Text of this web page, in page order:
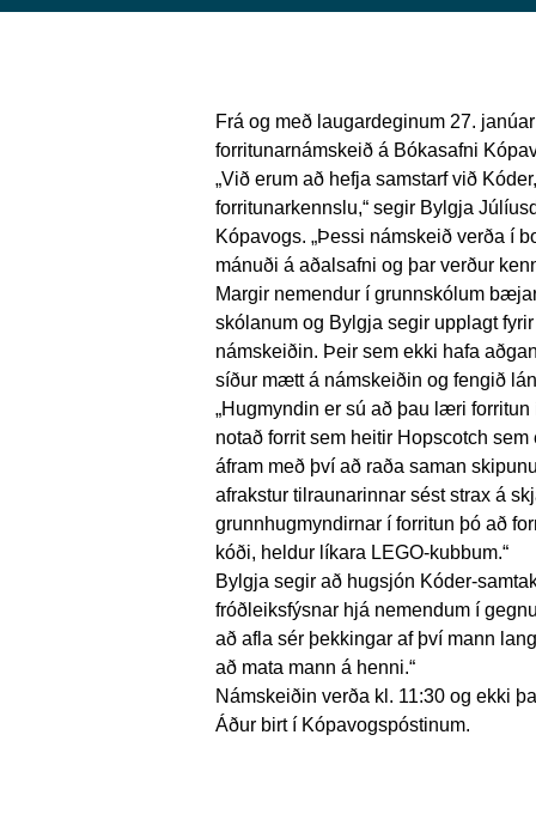
Frá og með laugardeginum 27.
forritunarnámskeið á Bókasafni
„Við erum að hefja samstarf við
forritunarkennslu,“ segir Bylgja
Kópavogs. „Þessi námskeið verða í
mánuði á aðalsafni og þar verður
Margir nemendur í grunnskólum
skólanum og Bylgja segir upplagt
námskeiðin. Þeir sem ekki hafa
síður mætt á námskeiðin og fengið
„Hugmyndin er sú að þau læri
notað forrit sem heitir Hopscotch
áfram með því að raða saman
afrakstur tilraunarinnar sést strax á
grunnhugmyndirnar í forritun þó að
kóði, heldur líkara LEGO-kubbum.“
Bylgja segir að hugsjón Kóder-
fróðleiksfýsnar hjá nemendum í
að afla sér þekkingar af því mann
að mata mann á henni.“
Námskeiðin verða kl. 11:30 og ekki
Áður birt í Kópavogspóstinum.